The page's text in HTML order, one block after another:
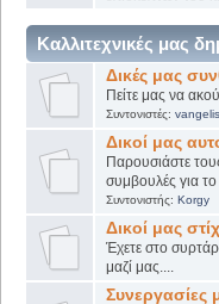
Καλλιτεχνικές μας
Δικές μας
Πείτε μας να
Συντονιστές: vangelis
Δικοί μας
Παρουσιάστε
συμβουλές για το
Συντονιστής: Korgy
Δικοί μας
Έχετε στο
μαζί μας....
Συνεργασίες